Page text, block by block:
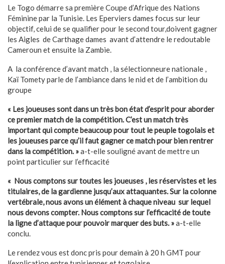
Le Togo démarre sa première Coupe d’Afrique des Nations
Féminine par la Tunisie. Les Eperviers dames focus sur leur
objectif, celui de se qualifier pour le second tour,doivent gagner
les Aigles de Carthage dames avant d’attendre le redoutable
Cameroun et ensuite la Zambie.
A la conférence d’avant match , la sélectionneure nationale ,
Kaï Tomety parle de l’ambiance dans le nid et de l’ambition du
groupe
« Les joueuses sont dans un très bon état d’esprit pour aborder
ce premier match de la compétition. C’est un match très
important qui compte beaucoup pour tout le peuple togolais et
les joueuses parce qu’il faut gagner ce match pour bien rentrer
dans la compétition. »a-t-elle souligné avant de mettre un
point particulier sur l’efficacité
« Nous comptons sur toutes les joueuses , les réservistes et les
titulaires, de la gardienne jusqu’aux attaquantes. Sur la colonne
vertébrale, nous avons un élément à chaque niveau sur lequel
nous devons compter. Nous comptons sur l’efficacité de toute
la ligne d’attaque pour pouvoir marquer des buts. »a-t-elle
conclu.
Le rendez vous est donc pris pour demain à 20 h GMT pour